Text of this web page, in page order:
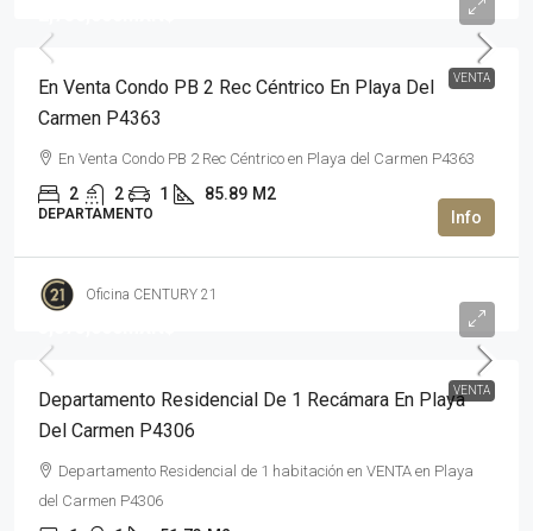
VENTA
En Venta Condo PB 2 Rec Céntrico En Playa Del
Carmen P4363
En Venta Condo PB 2 Rec Céntrico en Playa del Carmen P4363
2 2 1 85.89 M2
DEPARTAMENTO
Oficina CENTURY 21
VENTA
Departamento Residencial De 1 Recámara En Playa
Del Carmen P4306
Departamento Residencial de 1 habitación en VENTA en Playa
del Carmen P4306